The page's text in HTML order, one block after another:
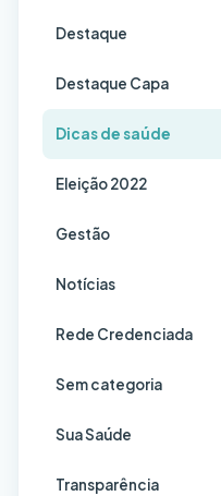
Destaque
Destaque Capa
Dicas de saúde
Eleição 2022
Gestão
Notícias
Rede Credenciada
Sem categoria
Sua Saúde
Transparência